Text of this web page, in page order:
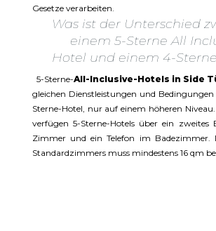
Gesetze verarbeiten.
Was ist der Unterschied
einem 5-Sterne All
Hotel und einem 4-
5-Sterne-All-Inclusive-Hotels in Side
gleichen Dienstleistungen und
Sterne-Hotel, nur auf einem höheren
verfügen 5-Sterne-Hotels über ein zweites
Zimmer und ein Telefon im Badezimmer.
Standardzimmers muss mindestens 16 qm